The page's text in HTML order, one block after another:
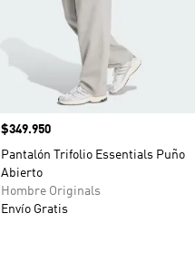
Precio
$349.950
Pantalón Trifolio Essentials Puño
Abierto
Hombre Originals
Envío Gratis